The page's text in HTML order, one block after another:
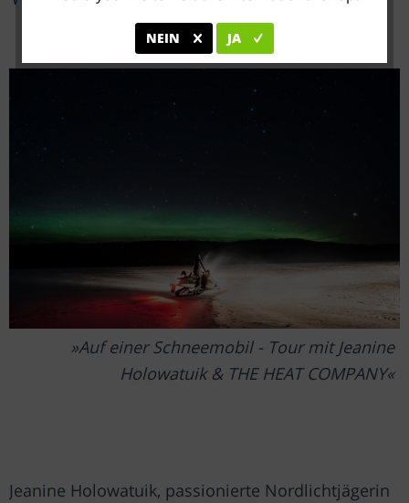
Auf einer Schneemobil - Tour mit Jeanine
Holowatuik & THE HEAT COMPANY
Jeanine Holowatuik, passionierte Nordlichtjägerin
NEIN JA